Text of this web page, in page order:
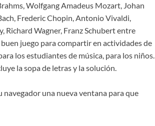
Wolfgang Amadeus Mozart, Johan
Frederic Chopin, Antonio Vivaldi,
Richard Wagner, Franz Schubert entre
juego para compartir en actividades de
los estudiantes de música, para los niños.
la sopa de letras y la solución.
navegador una nueva ventana para que